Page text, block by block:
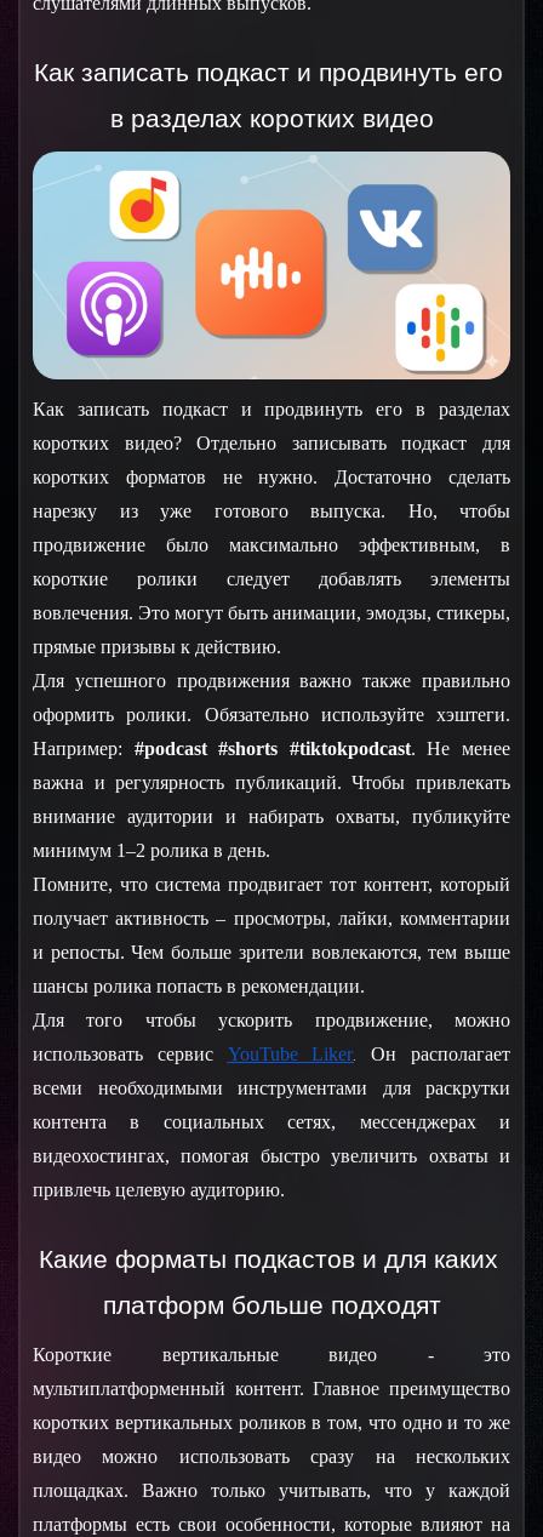
Как записать подкаст и продвинуть его
в разделах коротких видео
Как записать подкаст и продвинуть его в разделах
коротких видео? Отдельно записывать подкаст для
коротких форматов не нужно. Достаточно сделать
нарезку из уже готового выпуска. Но, чтобы
продвижение было максимально эффективным, в
короткие ролики следует добавлять элементы
вовлечения. Это могут быть анимации, эмодзы, стикеры,
прямые призывы к действию.
Для успешного продвижения важно также правильно
оформить ролики. Обязательно используйте хэштеги.
Например: #podcast #shorts #tiktokpodcast. Не менее
важна и регулярность публикаций. Чтобы привлекать
внимание аудитории и набирать охваты, публикуйте
минимум 1–2 ролика в день.
Помните, что система продвигает тот контент, который
получает активность – просмотры, лайки, комментарии
и репосты. Чем больше зрители вовлекаются, тем выше
шансы ролика попасть в рекомендации.
Для того чтобы ускорить продвижение, можно
использовать сервис YouTube Liker.
Он располагает
всеми необходимыми инструментами для раскрутки
контента в социальных сетях, мессенджерах и
видеохостингах, помогая быстро увеличить охваты и
привлечь целевую аудиторию.
Какие форматы подкастов и для каких
платформ больше подходят
Короткие вертикальные видео - это
мультиплатформенный контент. Главное преимущество
коротких вертикальных роликов в том, что одно и то же
видео можно использовать сразу на нескольких
площадках. Важно только учитывать, что у каждой
платформы есть свои особенности, которые влияют на